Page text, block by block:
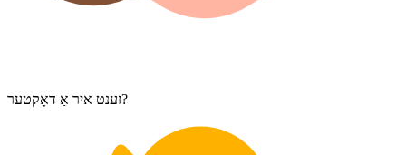
זענט איר אַ דאָקטער?